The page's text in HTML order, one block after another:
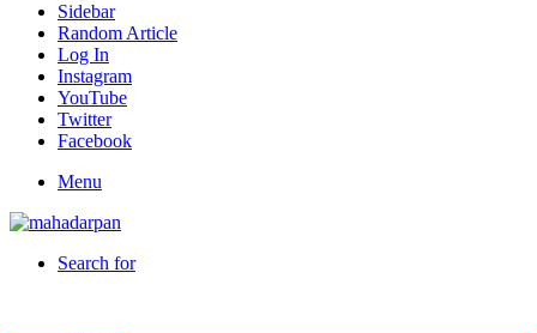
Sidebar
Random Article
Log In
Instagram
YouTube
Twitter
Facebook
Menu
Search for